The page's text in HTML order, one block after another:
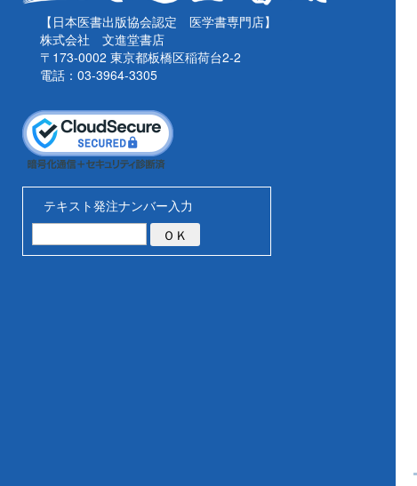
【日本医書出版協会認定 医学書専門店】
株式会社 文進堂書店
〒173-0002 東京都板橋区稲荷台2-2
電話：03-3964-3305
テキスト発注ナンバー入力